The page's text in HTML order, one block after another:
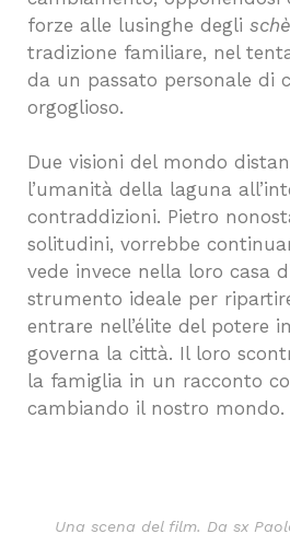
forze alle lusinghe degli
tradizione familiare, nel
da un passato personale di
orgoglioso.
Due visioni del mondo
l’umanità della laguna
contraddizioni. Pietro
solitudini, vorrebbe
vede invece nella loro casa
strumento ideale per
entrare nell’élite del potere
governa la città. Il loro
la famiglia in un racconto
cambiando il nostro mondo.
Una scena del film. Da sx